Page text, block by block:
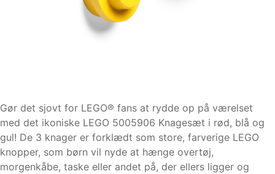
Gør det sjovt for LEGO® fans at rydde op på værelset
med det ikoniske LEGO 5005906 Knagesæt i rød, blå og
gul! De 3 knager er forklædt som store, farverige LEGO
knopper, som børn vil nyde at hænge overtøj,
morgenkåbe, taske eller andet på, der ellers ligger og